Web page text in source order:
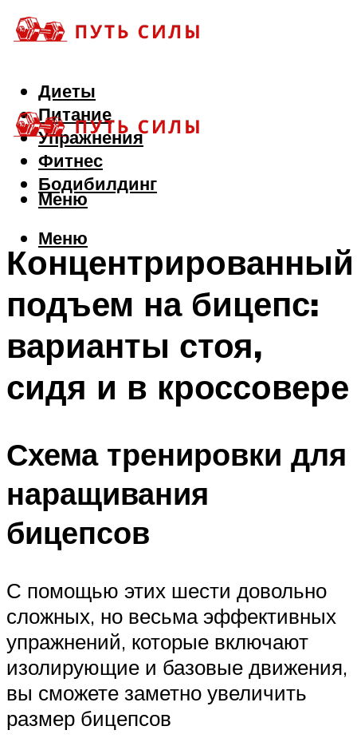
Диеты
Питание
Упражнения
Фитнес
Бодибилдинг
Меню
Меню
Концентрированный
подъем на бицепс:
варианты стоя,
сидя и в кроссовере
Схема тренировки для
наращивания
бицепсов
С помощью этих шести довольно
сложных, но весьма эффективных
упражнений, которые включают
изолирующие и базовые движения,
вы сможете заметно увеличить
размер бицепсов